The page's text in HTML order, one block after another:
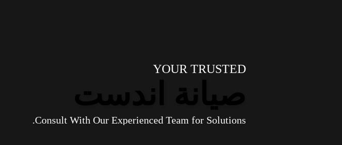
YOUR TRUSTED
Consult With Our Experienced Team for Solutions.